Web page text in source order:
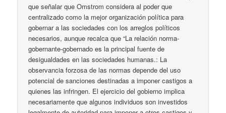
que señalar que Omstrom considera al poder que
centralizado como la mejor organización política para
gobernar a las sociedades con los arreglos políticos
necesarios, aunque recalca que “La relación norma-
gobernante-gobernado es la principal fuente de
desigualdades en las sociedades humanas.: La
observancia forzosa de las normas depende del uso
potencial de sanciones destinadas a imponer castigos a
quienes las infringen. El ejercicio del gobierno implica
necesariamente que algunos individuos son investidos